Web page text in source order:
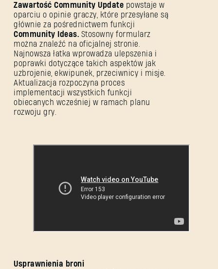
Zawartość Community Update powstaje w
oparciu o opinie graczy, które przesyłane są
głównie za pośrednictwem funkcji
Community Ideas. Stosowny formularz
można znaleźć na oficjalnej stronie.
Najnowsza łatka wprowadza ulepszenia i
poprawki dotyczące takich aspektów jak
uzbrojenie, ekwipunek, przeciwnicy i misje.
Aktualizacja rozpoczyna proces
implementacji wszystkich funkcji
obiecanych wcześniej w ramach planu
rozwoju gry.
Usprawnienia broni